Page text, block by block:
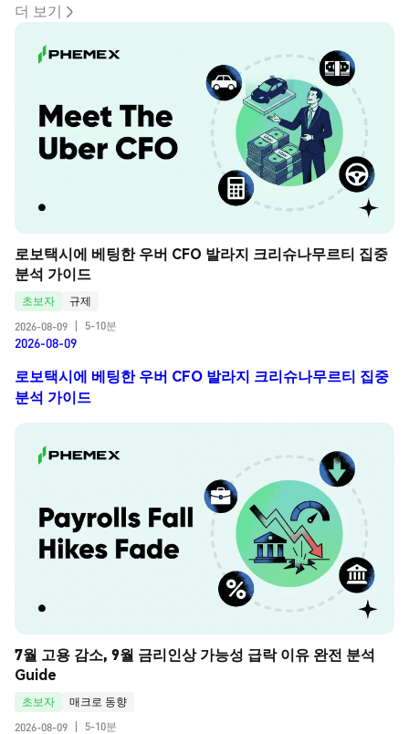
더 보기
로보택시에 베팅한 우버 CFO 발라지 크리슈나무르티 집중
분석 가이드
초보자
규제
2026-08-09
5-10분
2026-08-09
로보택시에 베팅한 우버 CFO 발라지 크리슈나무르티 집중
분석 가이드
7월 고용 감소, 9월 금리인상 가능성 급락 이유 완전 분석
Guide
초보자
매크로 동향
2026-08-09
5-10분